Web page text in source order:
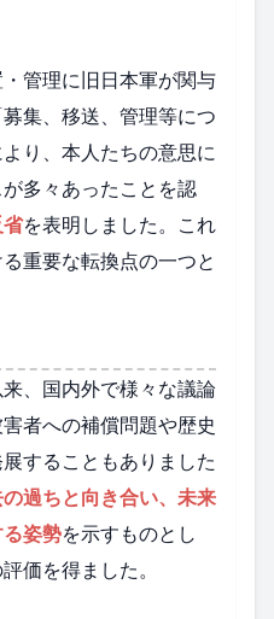
管理に旧日本軍が関与
集、移送、管理等につ
り、本人たちの意思に
多々あったことを認
を表明しました。これ
重要な転換点の一つと
、国内外で様々な議論
者への補償問題や歴史
することもありました
過ちと向き合い、未来
姿勢を示すものとし
価を得ました。